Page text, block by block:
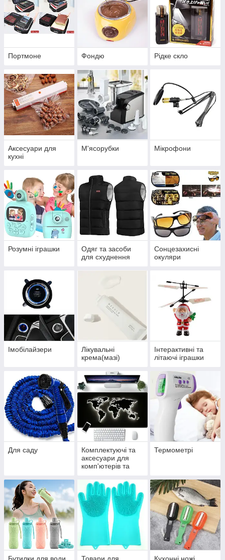
Портмоне Фондю Рідке скло
Аксесуари для
кухні
М'ясорубки Мікрофони
Розумні іграшки
Одяг та засоби
для схуднення
Сонцезахисні
окуляри
Імобілайзери
Лікувальні
крема(мазі)
Інтерактивні та
літаючі іграшки
Для саду
Комплектуючі та
аксесуари для
комп'ютерів та
Термометрі